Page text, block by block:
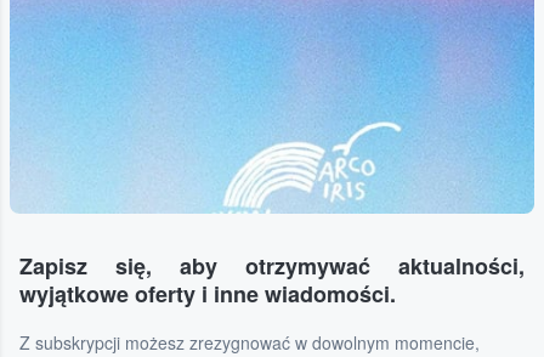
Zapisz się, aby otrzymywać aktualności,
wyjątkowe oferty i inne wiadomości.
Z subskrypcji możesz zrezygnować w dowolnym momencie,